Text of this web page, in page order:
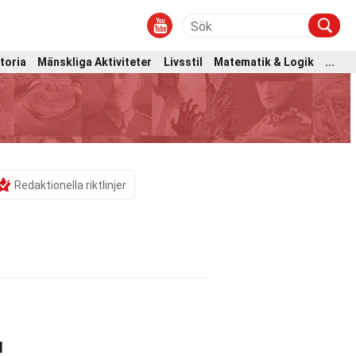
Mänskliga Aktiviteter Livsstil Matematik & Logik
...
Redaktionella riktlinjer